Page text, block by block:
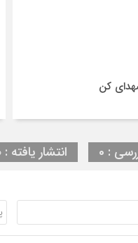
کن
: 0 انتشار یافته : ۰